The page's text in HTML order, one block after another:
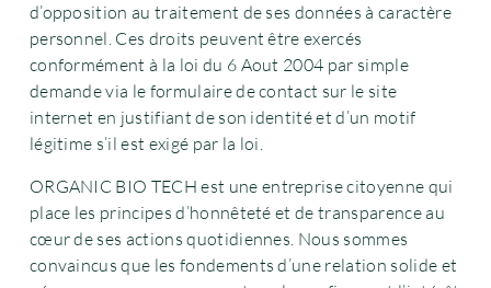
d’opposition au traitement de ses données à caractère
personnel. Ces droits peuvent être exercés
conformément à la loi du 6 Aout 2004 par simple
demande via le formulaire de contact sur le site
internet en justifiant de son identité et d’un motif
légitime s’il est exigé par la loi.
ORGANIC BIO TECH est une entreprise citoyenne qui
place les principes d’honnêteté et de transparence au
cœur de ses actions quotidiennes. Nous sommes
convaincus que les fondements d’une relation solide et